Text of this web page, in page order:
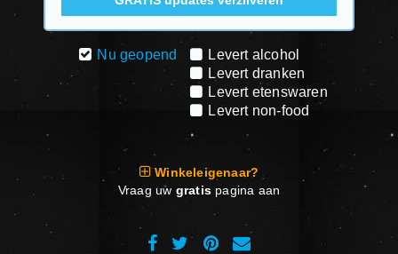
Nu geopend
Levert alcohol
Levert dranken
Levert etenswaren
Levert non-food
Winkeleigenaar?
Vraag uw gratispagina aan